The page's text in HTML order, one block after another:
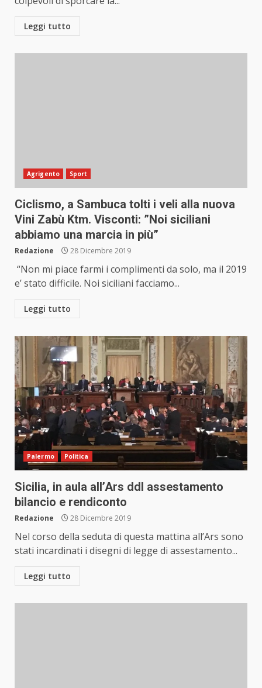
Leggi tutto
Agrigento Sport
Ciclismo, a Sambuca tolti i veli alla nuova
Vini Zabù Ktm. Visconti: ”Noi siciliani
abbiamo una marcia in più”
Redazione 28 Dicembre 2019
“Non mi piace farmi i complimenti da solo, ma il 2019
e’ stato difficile. Noi siciliani facciamo...
Leggi tutto
Palermo Politica
Sicilia, in aula all’Ars ddl assestamento
bilancio e rendiconto
Redazione 28 Dicembre 2019
Nel corso della seduta di questa mattina all’Ars sono
stati incardinati i disegni di legge di assestamento...
Leggi tutto